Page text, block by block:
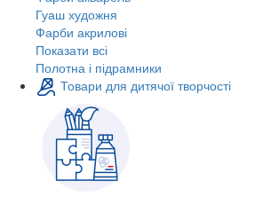
Гуаш художня
Фарби акрилові
Показати всі
Полотна і підрамники
Товари для дитячої творчості